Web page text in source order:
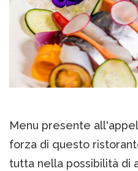
Menu presente
forza di questo
tutta nella possibilità di